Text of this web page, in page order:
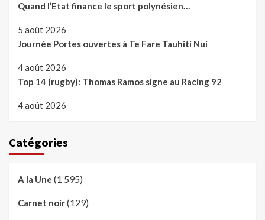
Quand l’Etat finance le sport polynésien…
5 août 2026
Journée Portes ouvertes à Te Fare Tauhiti Nui
4 août 2026
Top 14 (rugby): Thomas Ramos signe au Racing 92
4 août 2026
Catégories
A la Une (1 595)
Carnet noir(129)